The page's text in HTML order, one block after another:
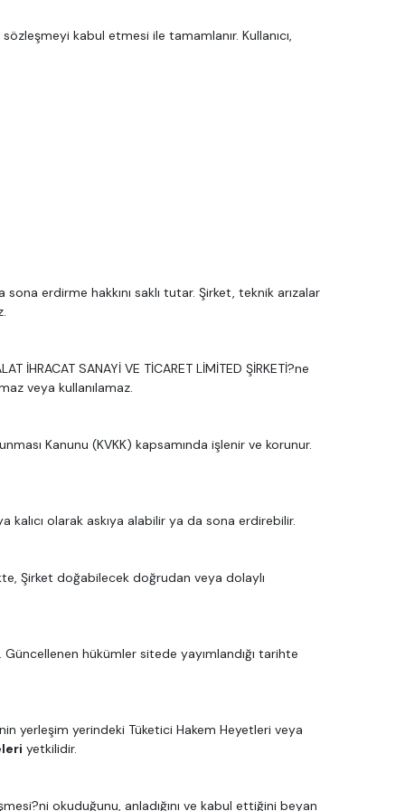
kabul etmesi ile tamamlanır. Kullanıcı,
erdirme hakkını saklı tutar. Şirket, teknik arızalar
SANAYİ VE TİCARET LİMİTED ŞİRKETİ?ne
veya kullanılamaz.
Kanunu (KVKK) kapsamında işlenir ve korunur.
kalıcı olarak askıya alabilir ya da sona erdirebilir.
Şirket doğabilecek doğrudan veya dolaylı
hükümler sitede yayımlandığı tarihte
yerleşim yerindeki Tüketici Hakem Heyetleri veya
yetkilidir.
okuduğunu, anladığını ve kabul ettiğini beyan